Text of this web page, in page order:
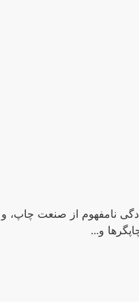
نامفهوم از صنعت چاپ، و
و...